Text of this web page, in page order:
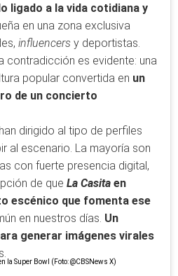
ligado a la vida cotidiana y
en una zona exclusiva
influencers y deportistas.
contradicción es evidente: una
popular convertida en un
de un concierto
dirigido al tipo de perfiles
al escenario. La mayoría son
con fuerte presencia digital,
de que La Casita en
escénico que fomenta ese
en nuestros días. Un
generar imágenes virales